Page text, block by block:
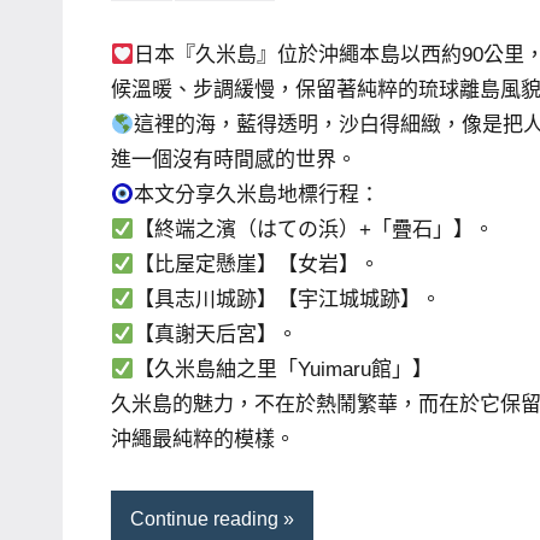
News
金
探
號
節
目
班
底、
外
景
節
目
日本『久米島』位於沖繩本島以西約90公里
候溫暖、步調緩慢，保留著純粹的琉球離島風貌
這裡的海，藍得透明，沙白得細緻，像是把
進一個沒有時間感的世界。
本文分享久米島地標行程：
【終端之濱（はての浜）+「疊石」】。
【比屋定懸崖】【女岩】。
【具志川城跡】【宇江城城跡】。
【真謝天后宮】。
【久米島紬之里「Yuimaru館」】
久米島的魅力，不在於熱鬧繁華，而在於它保
沖繩最純粹的模樣。
Continue reading